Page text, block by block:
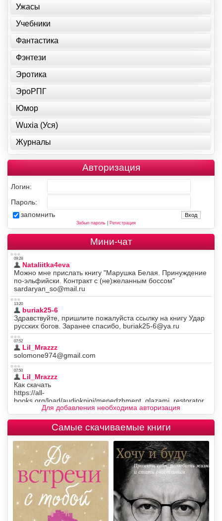
Ужасы
Учебники
Фантастика
Фэнтези
Эротика
ЭроРПГ
Юмор
Wuxia (Уся)
Журналы
Авторизация
Логин:
Пароль:
запомнить
Забыл пароль| Регистрация
Мини-чат
Для добавления необходима авторизация
Самые скачиваемые книги